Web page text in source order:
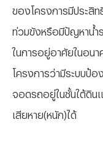
ของโครงการมีประสิ
ท่วมขังหรือมีปัญหาน้ำร
ในการอยู่อาศัยในอน
โครงการว่ามีระบบป้อ
จอดรถอยู่ในชั้นใต้ดินแ
เสียหาย(หนัก)ได้